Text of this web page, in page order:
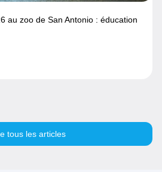
au zoo de San Antonio : éducation
tous les articles